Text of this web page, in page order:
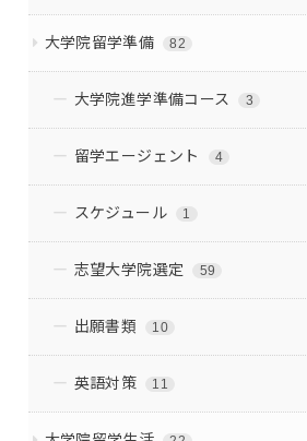
大学院留学準備 82
大学院進学準備コース 3
留学エージェント 4
スケジュール 1
志望大学院選定 59
出願書類 10
英語対策 11